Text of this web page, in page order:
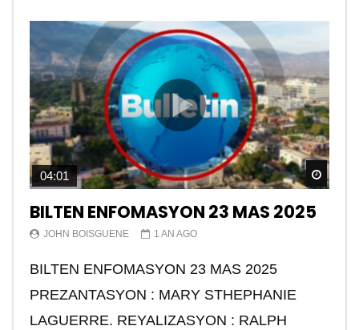
04:01
BILTEN ENFOMASYON 23 MAS 2025
JOHN BOISGUENE 1 AN AGO
BILTEN ENFOMASYON 23 MAS 2025
PREZANTASYON : MARY STHEPHANIE
LAGUERRE. REYALIZASYON : RALPH